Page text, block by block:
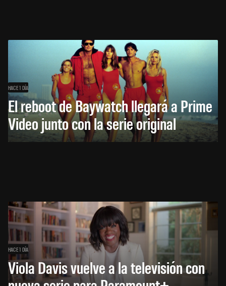
HACE 1 DÍA
El reboot de Baywatch llegará a Prime
Video junto con la serie original
HACE 1 DÍA
Viola Davis vuelve a la televisión con